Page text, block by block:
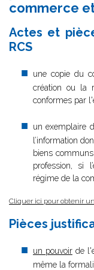
commerce
Actes et
RCS
une copie du
création ou la
conformes par
un exemplaire
l’information
biens
profession, si
régime de la
Cliquer ici pour obtenir
Pièces
un pouvoirde
même la